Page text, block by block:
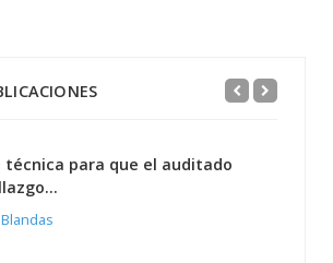
técnica para que el auditado